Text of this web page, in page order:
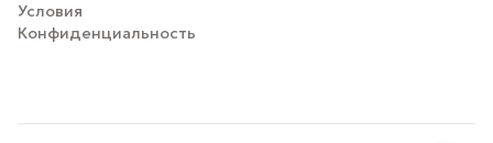
Условия
Конфиденциальность